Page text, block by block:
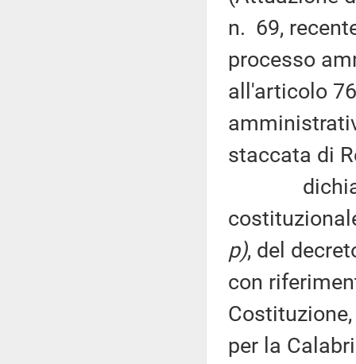
n. 69,
processo
all'articolo
staccata di
dichiara
p), del
con
per la